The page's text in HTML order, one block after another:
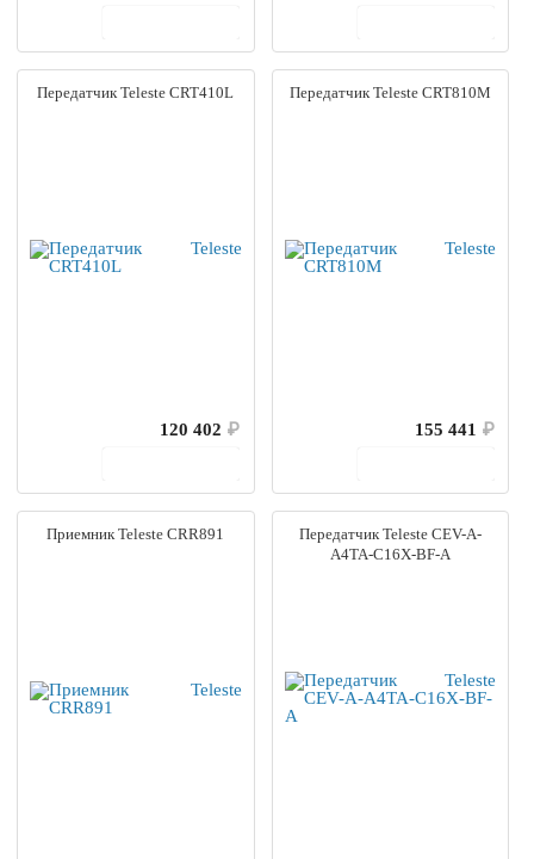
Передатчик Teleste CRT410L
120 402 ₽
Передатчик Teleste CRT810M
155 441 ₽
Приемник Teleste CRR891
Передатчик Teleste CEV-A-
A4TA-C16X-BF-A